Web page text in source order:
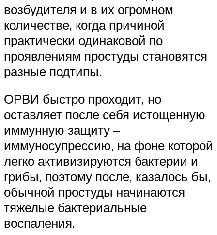
возбудителя и в их огромном
количестве, когда причиной
практически одинаковой по
проявлениям простуды становятся
разные подтипы.
ОРВИ быстро проходит, но
оставляет после себя истощенную
иммунную защиту –
иммуносупрессию, на фоне которой
легко активизируются бактерии и
грибы, поэтому после, казалось бы,
обычной простуды начинаются
тяжелые бактериальные
воспаления.